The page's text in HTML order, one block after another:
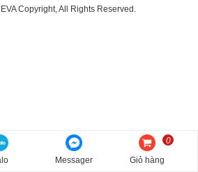
Copyright, All Rights Reserved.
Messager Giỏ hàng
0